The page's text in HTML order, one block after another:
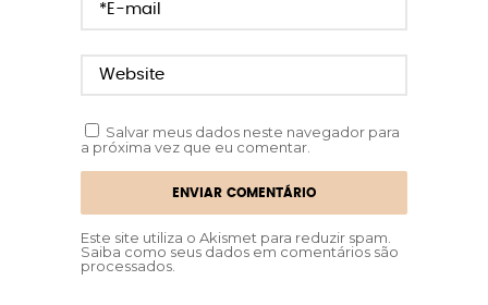
Salvar meus dados neste navegador para
a próxima vez que eu comentar.
Este site utiliza o Akismet para reduzir spam.
Saiba como seus dados em comentários são
processados.